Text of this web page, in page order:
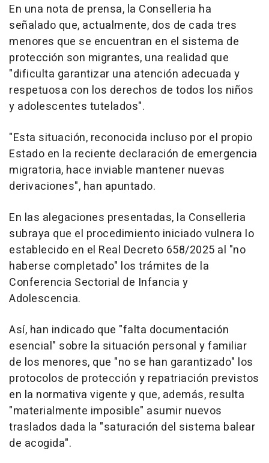
En una nota de prensa, la Conselleria ha
señalado que, actualmente, dos de cada tres
menores que se encuentran en el sistema de
protección son migrantes, una realidad que
"dificulta garantizar una atención adecuada y
respetuosa con los derechos de todos los niños
y adolescentes tutelados".
"Esta situación, reconocida incluso por el propio
Estado en la reciente declaración de emergencia
migratoria, hace inviable mantener nuevas
derivaciones", han apuntado.
En las alegaciones presentadas, la Conselleria
subraya que el procedimiento iniciado vulnera lo
establecido en el Real Decreto 658/2025 al "no
haberse completado" los trámites de la
Conferencia Sectorial de Infancia y
Adolescencia.
Así, han indicado que "falta documentación
esencial" sobre la situación personal y familiar
de los menores, que "no se han garantizado" los
protocolos de protección y repatriación previstos
en la normativa vigente y que, además, resulta
"materialmente imposible" asumir nuevos
traslados dada la "saturación del sistema balear
de acogida".